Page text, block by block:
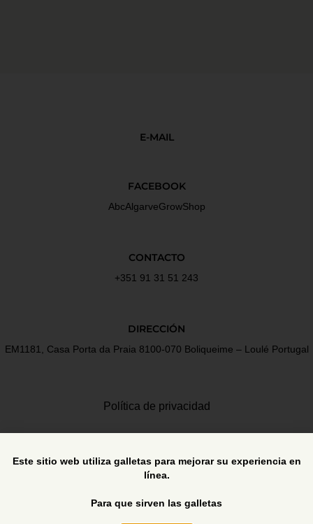
E-MAIL
FACEBOOK
AbcAlgarveGrowShop
CONTACTO
+351 91 31 51 243
DIRECCIÓN
EM1181, Casa Porta da Praia 8100-070 Boliqueime – Loulé Portugal
Política de privacidad
Este sitio web utiliza galletas para mejorar su experiencia en
línea.
Para que sirven las galletas